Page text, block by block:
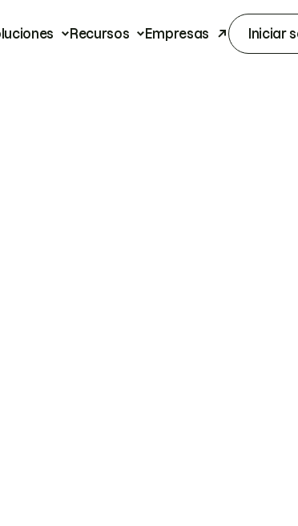
Recursos Empresas Iniciar